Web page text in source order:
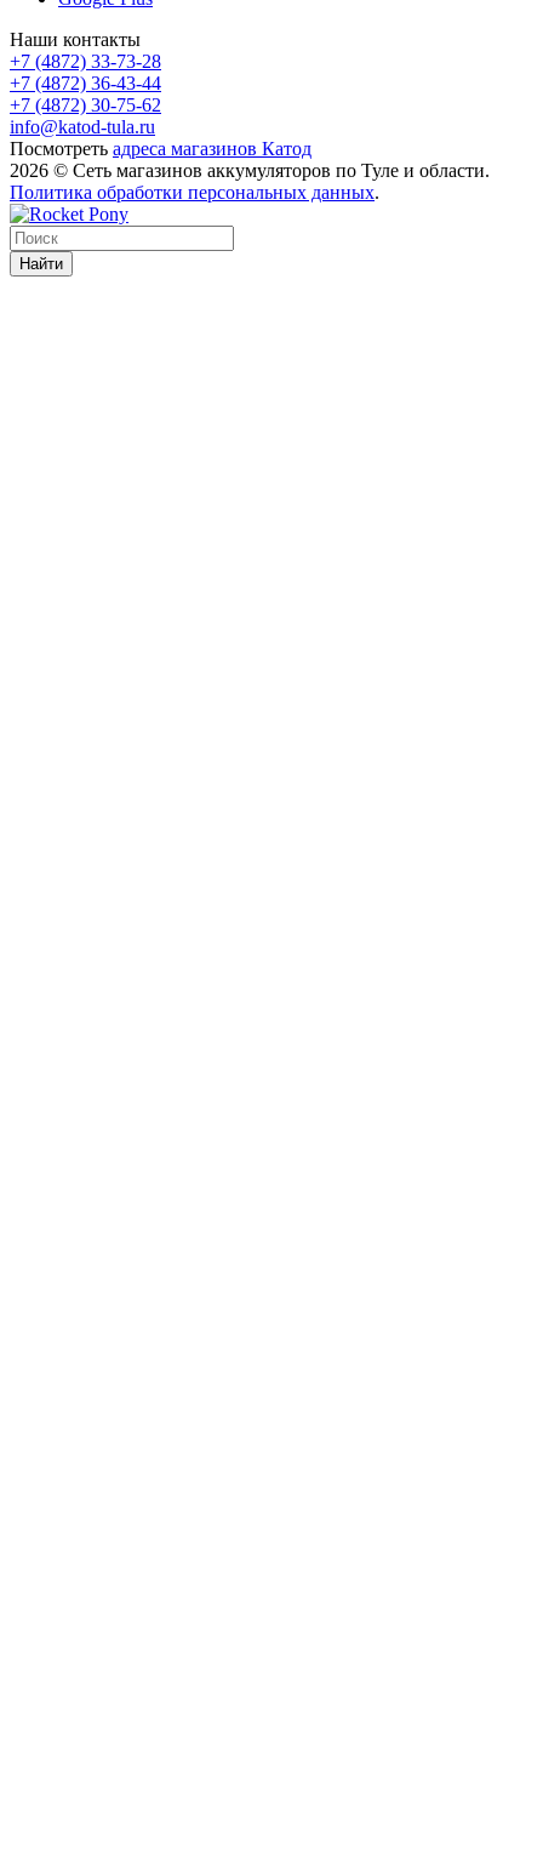
Наши контакты
+7 (4872) 33-73-28
+7 (4872) 36-43-44
+7 (4872) 30-75-62
info@katod-tula.ru
Посмотреть адреса магазинов Катод
2026 © Сеть магазинов аккумуляторов по Туле и области.
Политика обработки персональных данных.
Найти